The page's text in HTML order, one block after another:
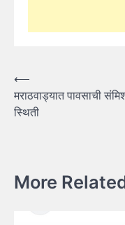
Post
navigation
⟵
मराठवाड्यात पावसाची
स्थिती
More